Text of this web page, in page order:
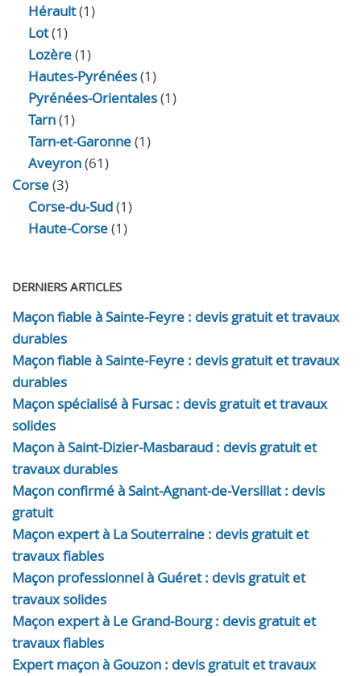
Hérault(1)
Lot(1)
Lozère(1)
Hautes-Pyrénées(1)
Pyrénées-Orientales(1)
Tarn(1)
Tarn-et-Garonne(1)
Aveyron(61)
Corse(3)
Corse-du-Sud(1)
Haute-Corse(1)
DERNIERS ARTICLES
Maçon fiable à Sainte-Feyre : devis gratuit et travaux
durables
Maçon fiable à Sainte-Feyre : devis gratuit et travaux
durables
Maçon spécialisé à Fursac : devis gratuit et travaux
solides
Maçon à Saint-Dizier-Masbaraud : devis gratuit et
travaux durables
Maçon confirmé à Saint-Agnant-de-Versillat : devis
gratuit
Maçon expert à La Souterraine : devis gratuit et
travaux fiables
Maçon professionnel à Guéret : devis gratuit et
travaux solides
Maçon expert à Le Grand-Bourg : devis gratuit et
travaux fiables
Expert maçon à Gouzon : devis gratuit et travaux